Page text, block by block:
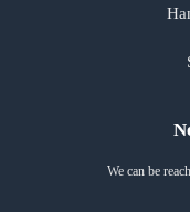
We can be